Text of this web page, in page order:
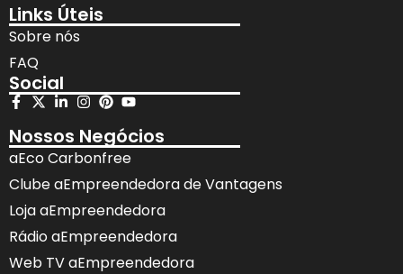
Links Úteis
Sobre nós
FAQ
Social
Nossos Negócios
aEco Carbonfree
Clube aEmpreendedora de Vantagens
Loja aEmpreendedora
Rádio aEmpreendedora
Web TV aEmpreendedora